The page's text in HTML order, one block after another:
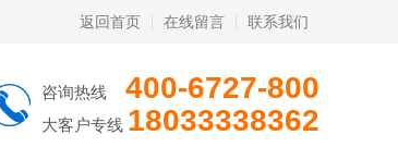
返回首页 在线留言 联系我们
咨询热线 400-6727-800
大客户专线 18033338362